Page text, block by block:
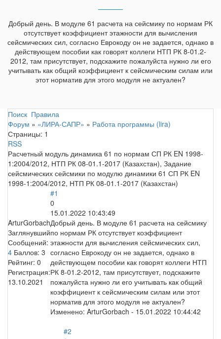
Добрый день. В модуле 61 расчета на сейсмику по нормам РК
отсутствует коэффициент этажности для вычисления
сейсмических сил, согласно Еврокоду он не задается, однако в
действующем пособии как говорят коллеги НТП РК 8-01.2-
2012, там присутствует, подскажите пожалуйста нужно ли его
учитывать как общий коэффициент к сейсмическим силам или
этот норматив для этого модуля не актуален?
Поиск Правила
Форум » «ЛИРА-САПР» » Работа программы (lira)
Страницы: 1
RSS
Расчетный модуль динамика 61 по нормам СП РК EN 1998-
1:2004/2012, НТП РК 08-01.1-2017 (Казахстан), Задание
сейсмических сейсмики по модулю динамики 61 СП РК EN
1998-1:2004/2012, НТП РК 08-01.1-2017 (Казахстан)
ArturGorbach
Заглянувший
Сообщений:
4 Баллов: 3
Рейтинг: 0
Регистрация:
13.10.2021
#1
0
15.01.2022 10:43:49
Добрый день. В модуле 61 расчета на сейсмику
по нормам РК отсутствует коэффициент
этажности для вычисления сейсмических сил,
согласно Еврокоду он не задается, однако в
действующем пособии как говорят коллеги НТП
РК 8-01.2-2012, там присутствует, подскажите
пожалуйста нужно ли его учитывать как общий
коэффициент к сейсмическим силам или этот
норматив для этого модуля не актуален?
Изменено: ArturGorbach - 15.01.2022 10:44:42
#2